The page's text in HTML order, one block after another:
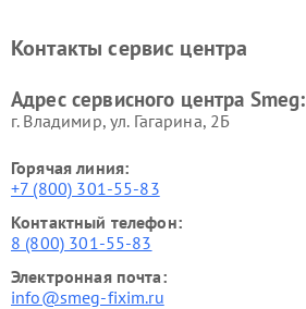
Контакты сервис центра
Адрес сервисного центра Smeg:
г. Владимир, ул. Гагарина, 2Б
Горячая линия:
+7 (800) 301-55-83
Контактный телефон:
8 (800) 301-55-83
Электронная почта:
info@smeg-fixim.ru